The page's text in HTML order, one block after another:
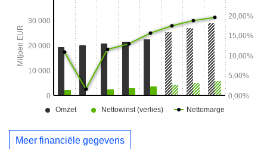
Meer financiële gegevens